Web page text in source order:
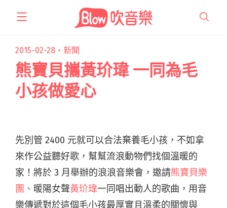
2015-02-28・ 新聞
熊寶貝攜黃玠瑋 一同為毛
小孩做愛心
先別管 2400 元就可以合法棄養毛小孩，不如拿
來作公益聽好歌，幫幫流浪動物們找個溫暖的
家！將於 3 月舉辦的浪浪音樂會，邀請熊寶貝樂
團 、 暖陽女聲黃玠瑋一同唱出動人的歌曲，用音
樂傳遞對於這個毛小孩最厚實且溫柔的關懷與